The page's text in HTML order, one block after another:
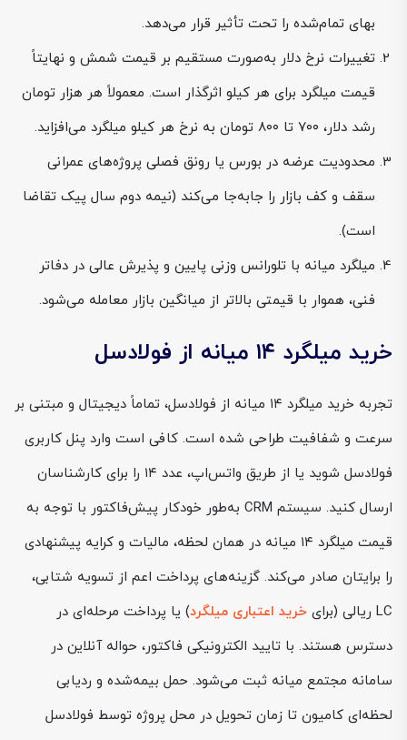
بهای تمام‌شده را تحت تأثیر قرار می‌دهد.
تغییرات نرخ دلار به‌صورت مستقیم بر قیمت شمش و نهایتاً
قیمت میلگرد برای هر کیلو اثرگذار است. معمولاً هر هزار تومان
رشد دلار، ۷۰۰ تا ۸۰۰ تومان به نرخ هر کیلو میلگرد می‌افزاید.
محدودیت عرضه در بورس یا رونق فصلی پروژه‌های عمرانی
سقف و کف بازار را جابه‌جا می‌کند (نیمه دوم سال پیک تقاضا
است).
میلگرد میانه با تلورانس وزنی پایین و پذیرش عالی در دفاتر
فنی، هموار با قیمتی بالاتر از میانگین بازار معامله می‌شود.
خرید میلگرد ۱۴ میانه از فولادسل
تجربه خرید میلگرد ۱۴ میانه از فولادسل، تماماً دیجیتال و مبتنی بر
سرعت و شفافیت طراحی شده است. کافی است وارد پنل کاربری
فولادسل شوید یا از طریق واتس‌اپ، عدد ۱۴ را برای کارشناسان
ارسال کنید. سیستم CRM به‌طور خودکار پیش‌فاکتور با توجه به
قیمت میلگرد ۱۴ میانه در همان لحظه، مالیات و کرایه پیشنهادی
را برایتان صادر می‌کند. گزینه‌های پرداخت اعم از تسویه شتابی،
LC ریالی (برای
خرید اعتباری میلگرد) یا پرداخت مرحله‌ای در
دسترس هستند. با تایید الکترونیکی فاکتور، حواله آنلاین در
سامانه مجتمع میانه ثبت می‌شود. حمل بیمه‌شده و ردیابی
لحظه‌ای کامیون تا زمان تحویل در محل پروژه توسط فولادسل